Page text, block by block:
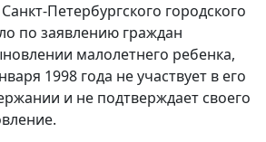
Петербургского городского
по заявлению граждан
малолетнего ребенка,
1998 года не участвует в его
и не подтверждает своего